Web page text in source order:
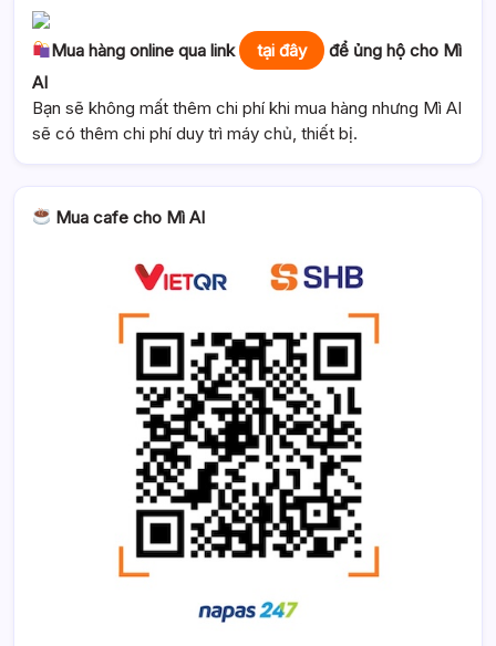
Mua hàng online qua link tại đây
để ủng hộ cho Mì
AI
Bạn sẽ không mất thêm chi phí khi mua hàng nhưng Mì AI
sẽ có thêm chi phí duy trì máy chủ, thiết bị.
Mua cafe cho Mì AI